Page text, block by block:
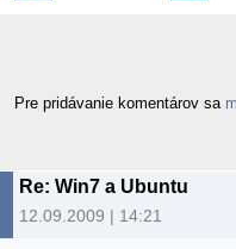
Pre pridávanie komentárov sa
Re: Win7 a Ubuntu
12.09.2009 | 14:21